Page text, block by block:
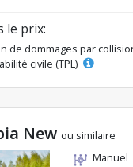
le prix:
de dommages par
civile (TPL)
New ou similaire
Manuel